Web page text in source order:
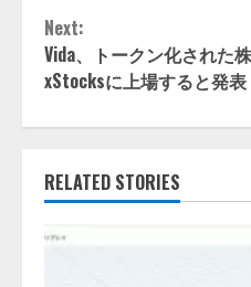
Next:
Vida、トークン化された
xStocksに上場すると発表
RELATED STORIES